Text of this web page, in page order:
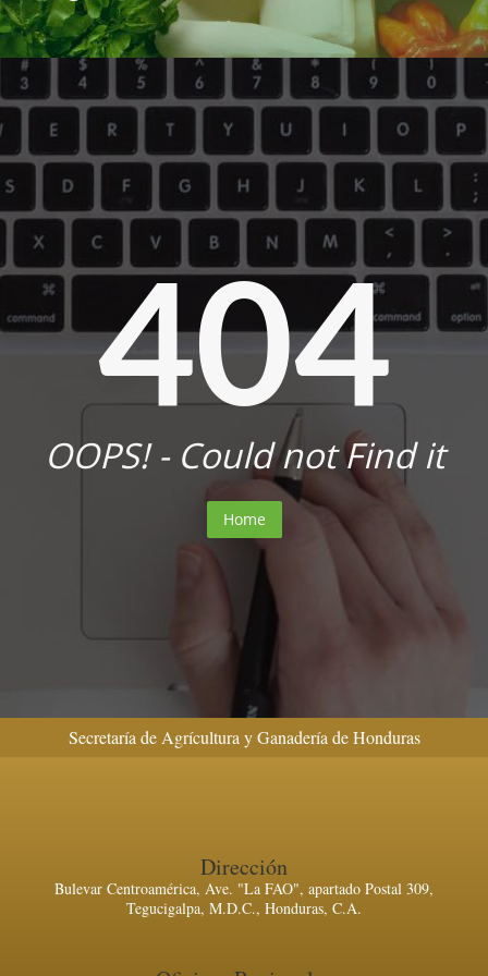
404
OOPS! - Could not Find it
Home
Secretaría de Agrícultura y Ganadería de Honduras
Dirección
Bulevar Centroamérica, Ave. "La FAO", apartado Postal 309,
Tegucigalpa, M.D.C., Honduras, C.A.